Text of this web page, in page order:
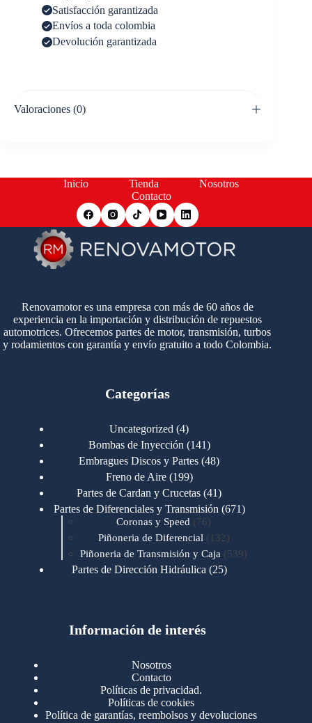
Satisfacción garantizada
Envíos a toda colombia
Devolución garantizada
Valoraciones (0)
Inicio Tienda
Nosotros
Contacto
Renovamotor es una empresa con más de 60 años de
experiencia en la importación y distribución de repuestos
automotrices. Ofrecemos partes de motor, transmisión, turbos
y rodamientos con garantía y envío gratuito a todo Colombia.
Categorías
Uncategorized 44
productos
Bombas de Inyección 141141
productos
Embragues Discos y Partes 4848
Freno de Aire 199199
productos
Partes de Cardan y Crucetas 4141
productos
Partes de Diferenciales y Transmisión 671671
Coronas y Speed 7676
productos
Piñoneria de Diferencial 132 132
productos
Piñoneria de Transmisión y Caja 539539
Partes de Dirección Hidráulica 2525
Motores Cummins 723
Cummins B/C 855
Cummins ISF
Cummins ISM
productos
Cummins ISX 100100
Información de interés
Nosotros
Contacto
Políticas de privacidad.
Políticas de cookies
Política de garantías, reembolsos y devoluciones